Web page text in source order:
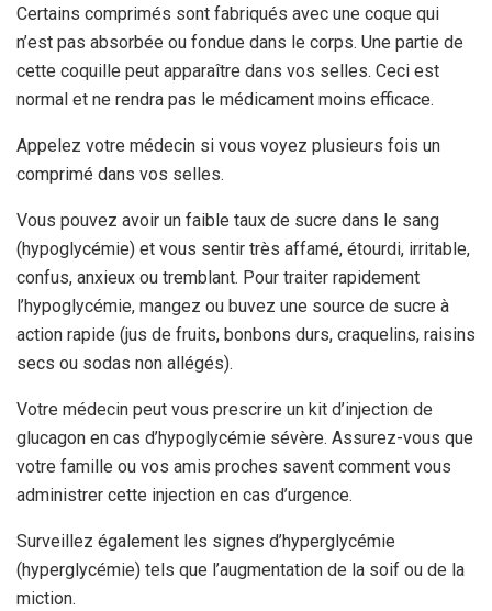
Certains comprimés sont fabriqués avec une coque qui
n’est pas absorbée ou fondue dans le corps. Une partie de
cette coquille peut apparaître dans vos selles. Ceci est
normal et ne rendra pas le médicament moins efficace.
Appelez votre médecin si vous voyez plusieurs fois un
comprimé dans vos selles.
Vous pouvez avoir un faible taux de sucre dans le sang
(hypoglycémie) et vous sentir très affamé, étourdi, irritable,
confus, anxieux ou tremblant. Pour traiter rapidement
l’hypoglycémie, mangez ou buvez une source de sucre à
action rapide (jus de fruits, bonbons durs, craquelins, raisins
secs ou sodas non allégés).
Votre médecin peut vous prescrire un kit d’injection de
glucagon en cas d’hypoglycémie sévère. Assurez-vous que
votre famille ou vos amis proches savent comment vous
administrer cette injection en cas d’urgence.
Surveillez également les signes d’hyperglycémie
(hyperglycémie) tels que l’augmentation de la soif ou de la
miction.